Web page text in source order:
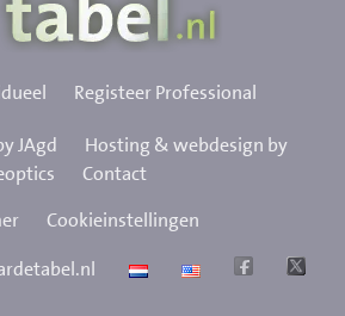
Registeer Professional
JAgd
Hosting & webdesign by
Contact
Cookieinstellingen